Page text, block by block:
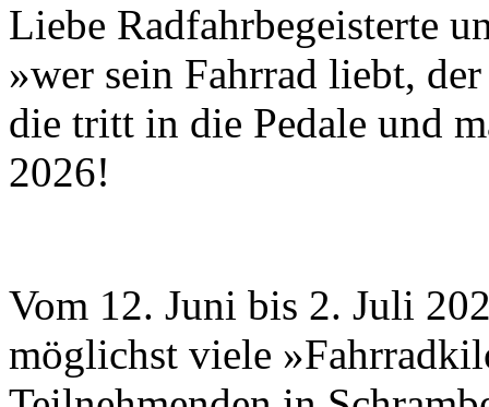
Liebe Radfahr­begeisterte
»wer sein Fahrrad liebt,
die tritt in die Pedale und
2026!
Vom 12. Juni bis 2. Juli
möglichst viele